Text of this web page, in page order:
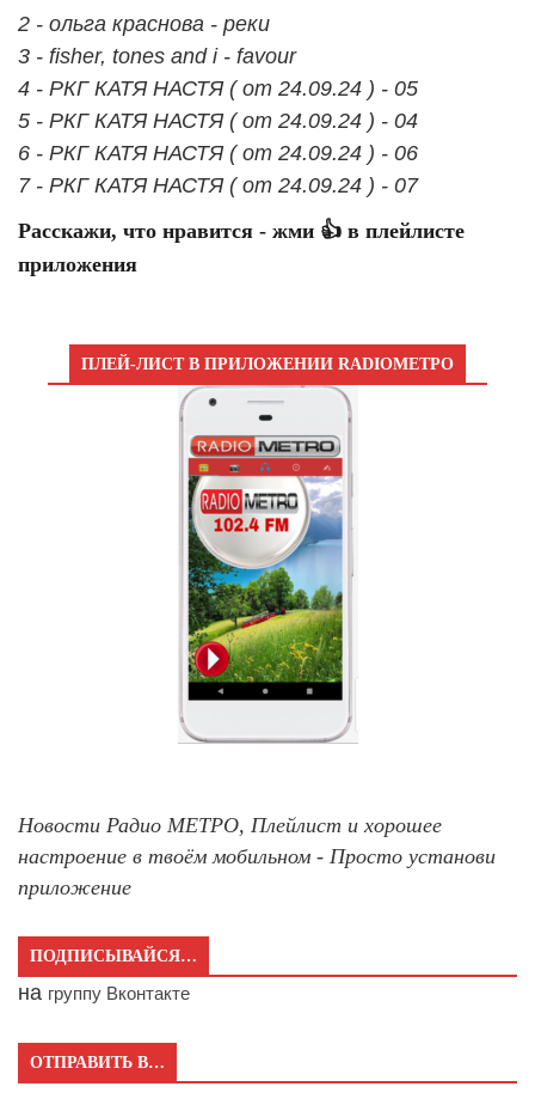
2 - ольга краснова - реки
3 - fisher, tones and i - favour
4 - РКГ КАТЯ НАСТЯ ( от 24.09.24 ) - 05
5 - РКГ КАТЯ НАСТЯ ( от 24.09.24 ) - 04
6 - РКГ КАТЯ НАСТЯ ( от 24.09.24 ) - 06
7 - РКГ КАТЯ НАСТЯ ( от 24.09.24 ) - 07
Расскажи, что нравится - жми 👍 в плейлисте
приложения
ПЛЕЙ-ЛИСТ В ПРИЛОЖЕНИИ RADIOМЕТРО
Новости Радио МЕТРО, Плейлист и хорошее
настроение в твоём мобильном - Просто установи
приложение
ПОДПИСЫВАЙСЯ…
на группу Вконтакте
ОТПРАВИТЬ В…